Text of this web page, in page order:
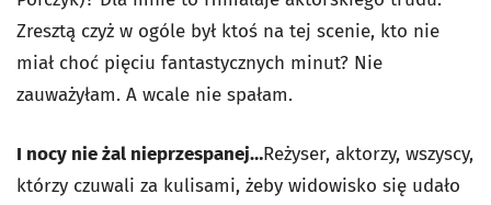
Zresztą czyż w ogóle był ktoś na tej scenie, kto nie
miał choć pięciu fantastycznych minut? Nie
zauważyłam. A wcale nie spałam.
I nocy nie żal nieprzespanej…Reżyser, aktorzy, wszyscy,
którzy czuwali za kulisami, żeby widowisko się udało